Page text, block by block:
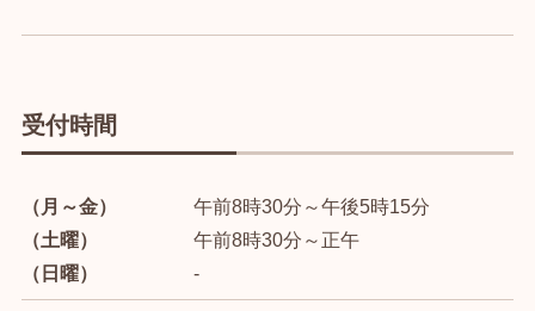
受付時間
（月～金）
（土曜）
（日曜）
午前8時30分～午後5時15分
午前8時30分～正午
-